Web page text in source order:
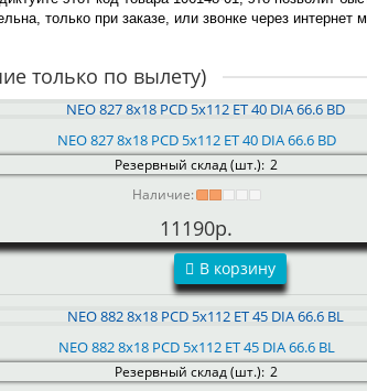
только при заказе, или звонке через интернет
только по вылету)
NEO 827 8x18 PCD 5x112 ET 40 DIA 66.6 BD
Резервный склад (шт.): 2
Наличие:
11190р.
В корзину
NEO 882 8x18 PCD 5x112 ET 45 DIA 66.6 BL
Резервный склад (шт.): 2